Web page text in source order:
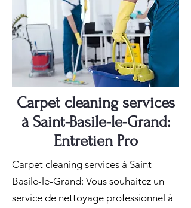
Carpet cleaning services
à Saint-Basile-le-Grand:
Entretien Pro
Carpet cleaning services à Saint-
Basile-le-Grand: Vous souhaitez un
service de nettoyage professionnel à